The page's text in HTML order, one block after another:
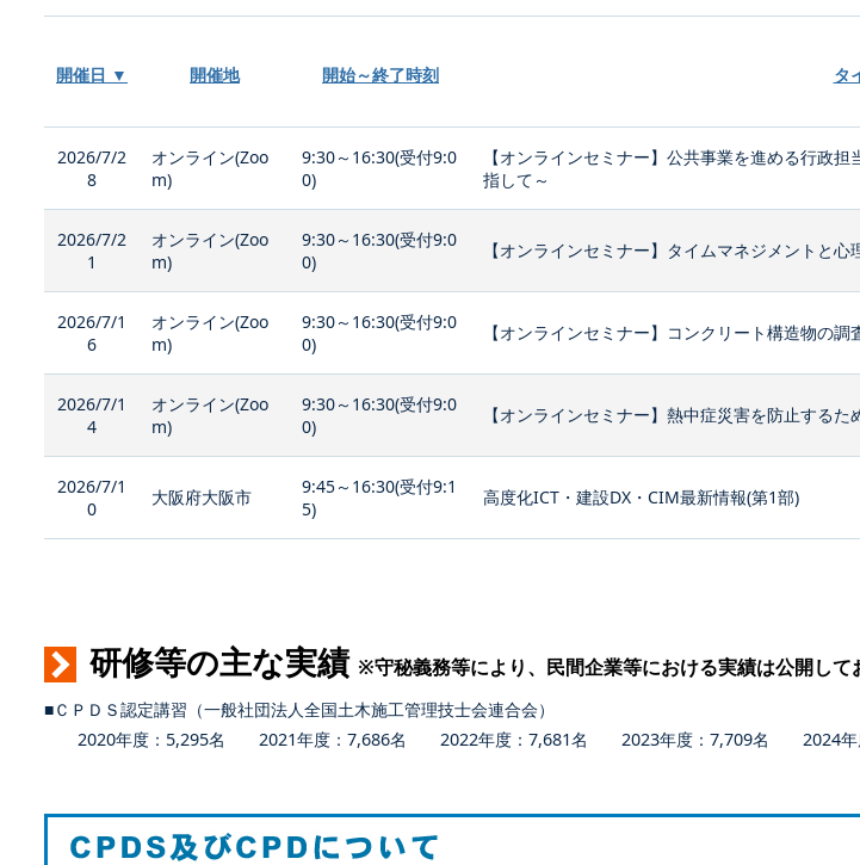
開催日 ▼ 開催地 開始～終了時刻 タ
2026/7/2
8
オンライン(Zoo
m)
9:30～16:30(受付9:0
0)
【オンラインセミナー】公共事業を進める行政
指して～
2026/7/2
1
オンライン(Zoo
m)
9:30～16:30(受付9:0
0)
【オンラインセミナー】タイムマネジメントと
2026/7/1
6
オンライン(Zoo
m)
9:30～16:30(受付9:0
0)
【オンラインセミナー】コンクリート構造物の
2026/7/1
4
オンライン(Zoo
m)
9:30～16:30(受付9:0
0)
【オンラインセミナー】熱中症災害を防止するた
2026/7/1
0
大阪府大阪市
9:45～16:30(受付9:1
5)
高度化ICT・建設DX・CIM最新情報(第1部)
研修等の主な実績 ※守秘義務等により、民間企業等における実績は公開して
■ＣＰＤＳ認定講習（一般社団法人全国土木施工管理技士会連合会）
2020年度：5,295名 2021年度：7,686名 2022年度：7,681名 2023年度：7,709名 2024年